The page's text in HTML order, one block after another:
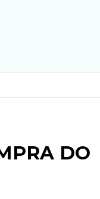
DO